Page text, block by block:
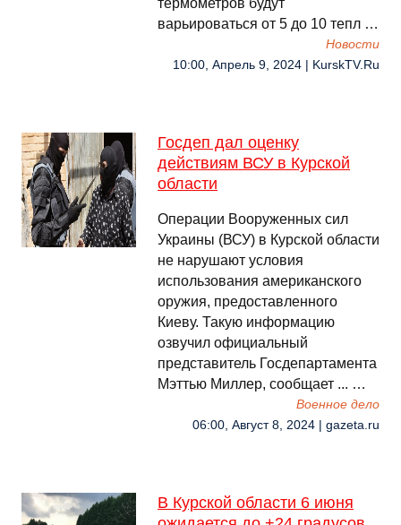
термометров будут
варьироваться от 5 до 10 тепл …
Новости
10:00, Апрель 9, 2024 | KurskTV.Ru
Госдеп дал оценку
действиям ВСУ в Курской
области
Операции Вооруженных сил
Украины (ВСУ) в Курской области
не нарушают условия
использования американского
оружия, предоставленного
Киеву. Такую информацию
озвучил официальный
представитель Госдепартамента
Мэттью Миллер, сообщает ... …
Военное дело
06:00, Август 8, 2024 | gazeta.ru
В Курской области 6 июня